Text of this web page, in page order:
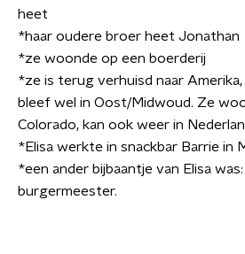
heet
*haar oudere broer heet Jonathan
*ze woonde op een boerderij
*ze is terug verhuisd naar
bleef wel in Oost/Midwoud. Ze
Colorado, kan ook weer in
*Elisa werkte in snackbar Barrie in
*een ander bijbaantje van Elisa
burgermeester.